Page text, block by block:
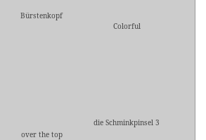
Bürstenkopf
Colorful
over the top
die Schminkpinsel 3